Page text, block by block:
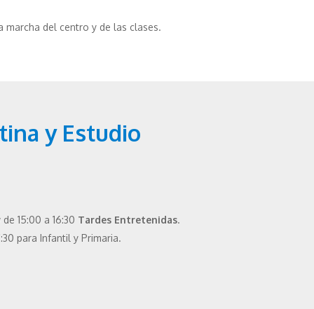
marcha del centro y de las clases.
y Estudio
15:00 a 16:30 Tardes Entretenidas.
para Infantil y Primaria.